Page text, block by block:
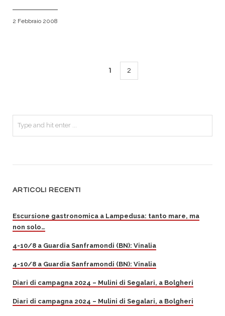
2 Febbraio 2008
1 2
ARTICOLI RECENTI
Escursione gastronomica a Lampedusa: tanto mare, ma
non solo…
4-10/8 a Guardia Sanframondi (BN): Vinalia
4-10/8 a Guardia Sanframondi (BN): Vinalia
Diari di campagna 2024 – Mulini di Segalari, a Bolgheri
Diari di campagna 2024 – Mulini di Segalari, a Bolgheri